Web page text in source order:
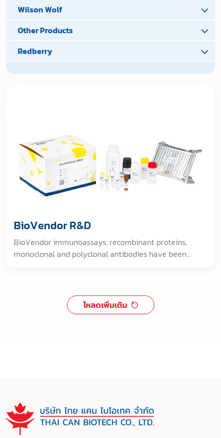
Wilson Wolf
Other Products
Redberry
BioVendor R&D
BioVendor immunoassays, recombinant proteins,
monoclonal and polyclonal antibodies have been
and growing areas of interest within the international
research community.
โหลดเพิ่มเติม